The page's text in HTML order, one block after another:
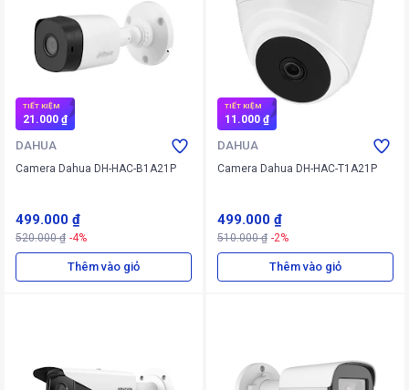
TIẾT KIỆM
21.000 ₫
DAHUA
Camera Dahua DH-HAC-B1A21P
499.000 ₫
520.000 ₫ -4%
Thêm vào giỏ
TIẾT KIỆM
11.000 ₫
DAHUA
Camera Dahua DH-HAC-T1A21P
499.000 ₫
510.000 ₫ -2%
Thêm vào giỏ